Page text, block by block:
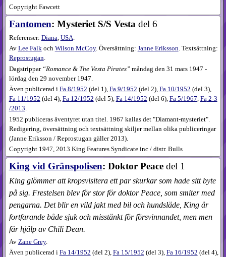
Copyright Fawcett
Fantomen: Mysteriet S/S Vesta del 6
Referenser: Diana USA
Av Lee Falkoch Wilson McCoy. Översättning: Janne Eriksson. Textsättning:
Reprostugan.
Dagstrippar
Romance & The Vesta Pirates måndag den 31 mars 1947 -
lördag den 29 november 1947.
Även publicerad i Fa8​/1952 (del 1), Fa9​/1952 (del 2), Fa10​/1952 (del 3),
Fa11​/1952 (del 4), Fa12​/1952 (del 5), Fa14​/1952 (del 6), Fa5​/1967, Fa2-3​
/2013.
1952 publiceras äventyret utan titel. 1967 kallas det "Diamant-mysteriet".
Redigering, översättning och textsättning skiljer mellan olika publiceringar
(Janne Eriksson / Reprostugan gäller 2013).
Copyright 1947, 2013 King Features Syndicate inc / distr. Bulls
King vid Gränspolisen: Doktor Peace del 1
King glömmer att kropsvisitera ett par skurkar som hade sitt byte
på sig. Frestelsen blev för stor för doktor Peace, som smiter med
pengarna. Det blir en vild jakt med bil och hundsläde, King är
fortfarande både sjuk och misstänkt för försvinnandet, men men
får hjälp av Chili Dean.
Av Zane Grey.
Även publicerad i Fa14​/1952 (del 2), Fa15​/1952 (del 3), Fa16​/1952 (del 4),